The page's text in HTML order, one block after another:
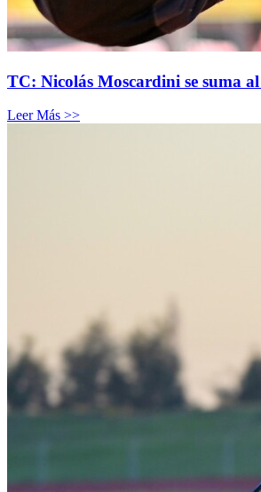
TC: Nicolás Moscardini se suma
Leer Más >>